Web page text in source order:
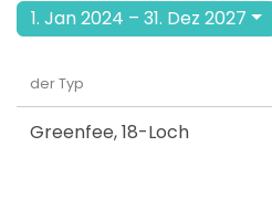
1. Jan 2024 – 31. Dez 2027
der Typ
Greenfee,18-Loch